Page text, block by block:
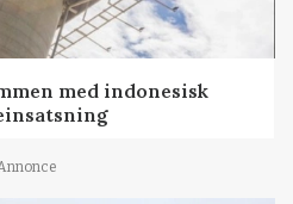
med indonesisk